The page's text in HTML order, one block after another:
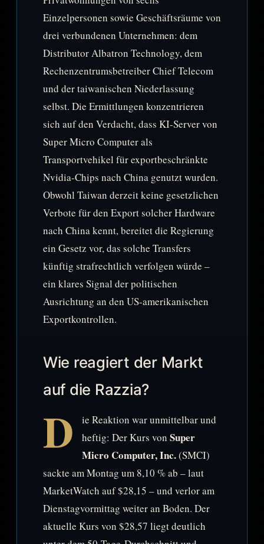
Einzelpersonen sowie Geschäftsräume von
drei verbundenen Unternehmen: dem
Distributor Albatron Technology, dem
Rechenzentrumsbetreiber Chief Telecom
und der taiwanischen Niederlassung
selbst. Die Ermittlungen konzentrieren
sich auf den Verdacht, dass KI-Server von
Super Micro Computer als
Transportvehikel für exportbeschränkte
Nvidia-Chips nach China genutzt wurden.
Obwohl Taiwan derzeit keine gesetzlichen
Verbote für den Export solcher Hardware
nach China kennt, bereitet die Regierung
ein Gesetz vor, das solche Transfers
künftig strafrechtlich verfolgen würde –
ein klares Signal der politischen
Ausrichtung an den US-amerikanischen
Exportkontrollen.
Wie reagiert der Markt
auf die Razzia?
D
ie Reaktion war unmittelbar und
heftig: Der Kurs von Super
Micro Computer, Inc.(SMCI)
sackte am Montag um 8,10 % ab – laut
MarketWatch auf $28,15 – und verlor am
Dienstagvormittag weiter an Boden. Der
aktuelle Kurs von $28,57 liegt deutlich